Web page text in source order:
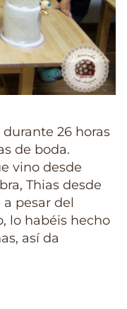
26 horas
de boda.
vino desde
Thias desde
pesar del
lo habéis hecho
así da